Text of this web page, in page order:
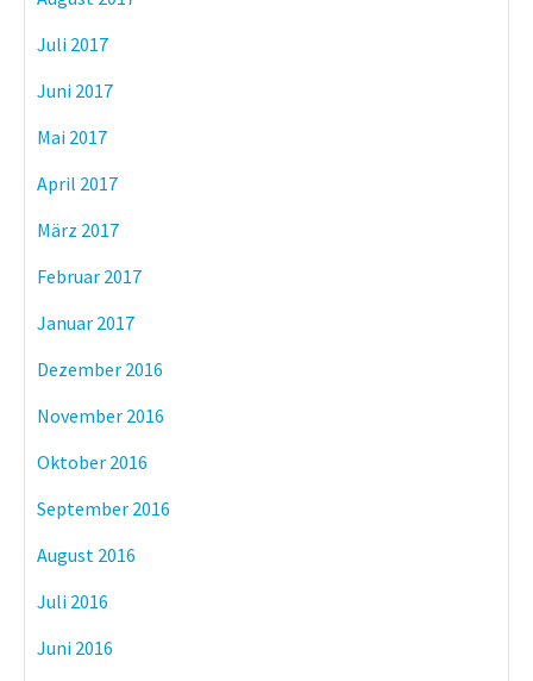
Juli 2017
Juni 2017
Mai 2017
April 2017
März 2017
Februar 2017
Januar 2017
Dezember 2016
November 2016
Oktober 2016
September 2016
August 2016
Juli 2016
Juni 2016